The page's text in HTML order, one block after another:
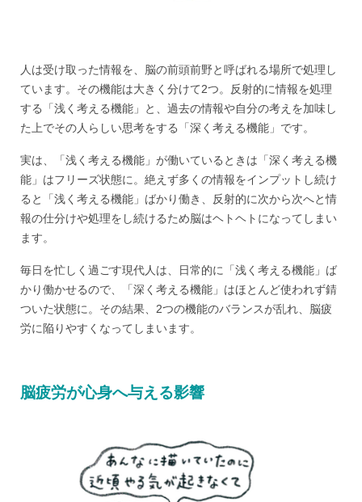
人は受け取った情報を、脳の前頭前野と呼ばれる場所で処理し
ています。その機能は大きく分けて2つ。反射的に情報を処理
する「浅く考える機能」と、過去の情報や自分の考えを加味し
た上でその人らしい思考をする「深く考える機能」です。
実は、「浅く考える機能」が働いているときは「深く考える機
能」はフリーズ状態に。絶えず多くの情報をインプットし続け
ると「浅く考える機能」ばかり働き、反射的に次から次へと情
報の仕分けや処理をし続けるため脳はヘトヘトになってしまい
ます。
毎日を忙しく過ごす現代人は、日常的に「浅く考える機能」ば
かり働かせるので、「深く考える機能」はほとんど使われず錆
ついた状態に。その結果、2つの機能のバランスが乱れ、脳疲
労に陥りやすくなってしまいます。
脳疲労が心身へ与える影響